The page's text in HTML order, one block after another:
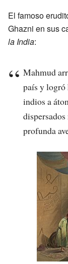
El famoso
Ghazni en sus
la India:
Mahmud
país y logró
indios a
profunda